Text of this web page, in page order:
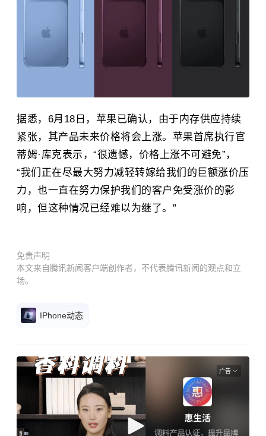
据悉，6月18日，苹果已确认，由于内存供应持续
紧张，其产品未来价格将会上涨。苹果首席执行官
蒂姆·库克表示，“很遗憾，价格上涨不可避免”，
“我们正在尽最大努力减轻转嫁给我们的巨额涨价压
力，也一直在努力保护我们的客户免受涨价的影
响，但这种情况已经难以为继了。”
免责声明
本文来自腾讯新闻客户端创作者，不代表腾讯新闻的观点和立
场。
IPhone动态
广告